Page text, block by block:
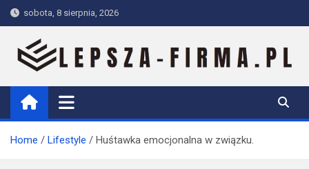
Skip
to
content
sobota, 8 sierpnia, 2026
Lepsza-firma.pl
Home Lifestyle Huśtawka emocjonalna w związku.